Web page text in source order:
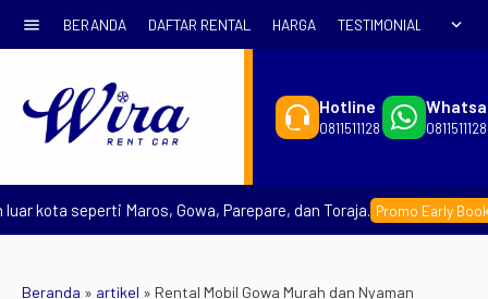
menu BERANDA DAFTAR RENTAL HARGA TESTIMONIAL expand_more
Hotline
0811511128 0811511128
seperti Maros, Gowa, Parepare, dan Toraja. Promo Early Booking –
Beranda » artikel » Rental Mobil Gowa Murah dan Nyaman